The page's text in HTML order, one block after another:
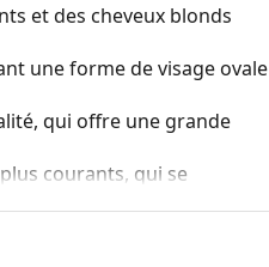
et des cheveux blonds
une forme de visage ovale
qui offre une grande
courants, qui se
robustesse, la durabilité, le
les dommages. Ce type